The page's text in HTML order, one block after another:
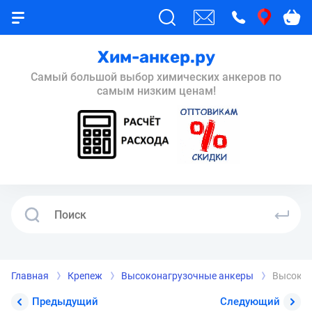
Хим-анкер.ру
Самый большой выбор химических анкеров по
самым низким ценам!
Главная Крепеж Высоконагрузочные анкеры
Предыдущий Следующий